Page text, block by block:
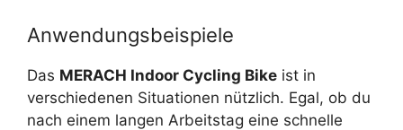
Anwendungsbeispiele
Das MERACH Indoor Cycling Bike ist in
verschiedenen Situationen nützlich. Egal, ob du
nach einem langen Arbeitstag eine schnelle